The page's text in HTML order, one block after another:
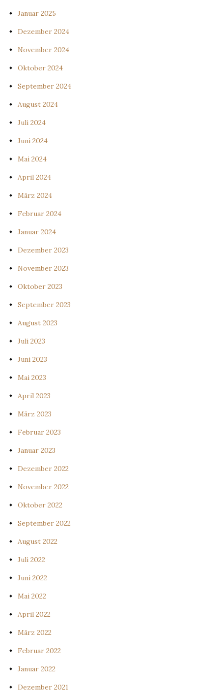
Januar 2025
Dezember 2024
November 2024
Oktober 2024
September 2024
August 2024
Juli 2024
Juni 2024
Mai 2024
April 2024
März 2024
Februar 2024
Januar 2024
Dezember 2023
November 2023
Oktober 2023
September 2023
August 2023
Juli 2023
Juni 2023
Mai 2023
April 2023
März 2023
Februar 2023
Januar 2023
Dezember 2022
November 2022
Oktober 2022
September 2022
August 2022
Juli 2022
Juni 2022
Mai 2022
April 2022
März 2022
Februar 2022
Januar 2022
Dezember 2021